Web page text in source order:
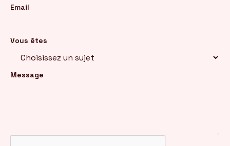
Email
Vous êtes
Message